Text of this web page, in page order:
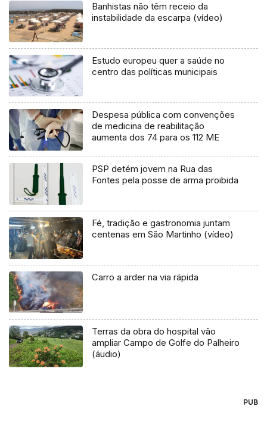
Banhistas não têm receio da
instabilidade da escarpa (vídeo)
Estudo europeu quer a saúde no
centro das políticas municipais
Despesa pública com convenções
de medicina de reabilitação
aumenta dos 74 para os 112 ME
PSP detém jovem na Rua das
Fontes pela posse de arma proibida
Fé, tradição e gastronomia juntam
centenas em São Martinho (vídeo)
Carro a arder na via rápida
Terras da obra do hospital vão
ampliar Campo de Golfe do Palheiro
(áudio)
PUB